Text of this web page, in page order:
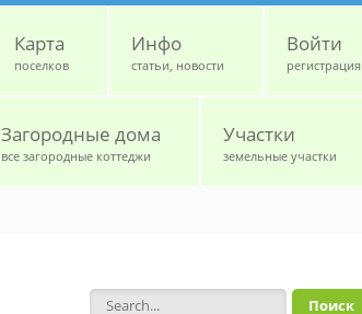
Карта
поселков
Инфо
статьи, новости
Войти
регистрация
Загородные дома
все загородные коттеджи
Участки
земельные участки
Форма поиска